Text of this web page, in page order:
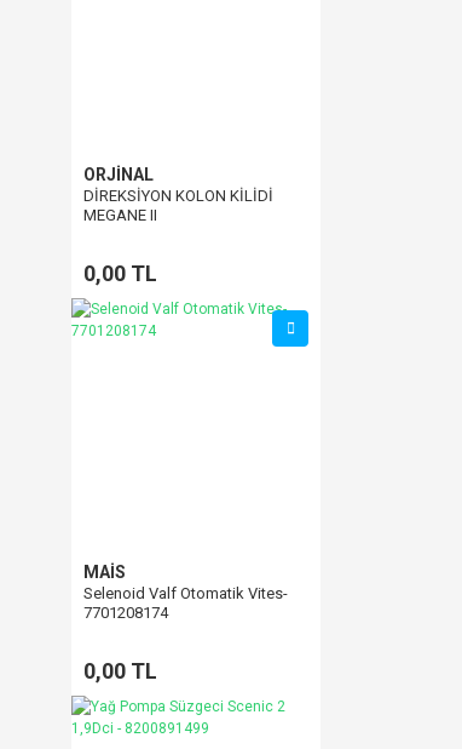
ORJİNAL
DİREKSİYON KOLON KİLİDİ
MEGANE II
0,00 TL
MAİS
Selenoid Valf Otomatik Vites-
7701208174
0,00 TL